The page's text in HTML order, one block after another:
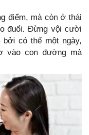
điểm, mà còn ở thái
đuổi. Đừng vội cười
có thể một ngày,
vào con đường mà